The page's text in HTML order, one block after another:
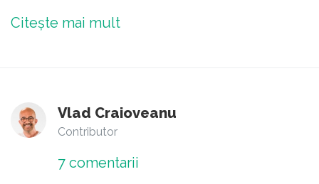
Citește mai mult
Vlad Craioveanu
Contributor
7 comentarii